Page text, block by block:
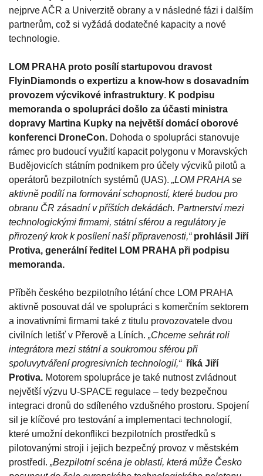
nejprve AČR a Univerzitě obrany a v následné fázi i dalším
partnerům, což si vyžádá dodatečné kapacity a nové
technologie.
LOM PRAHA proto posílí startupovou dravost
FlyinDiamonds o expertizu a know-how s dosavadním
provozem výcvikové infrastruktury. K podpisu
memoranda o spolupráci došlo za účasti ministra
dopravy Martina Kupky na největší domácí oborové
konferenci DroneCon. Dohoda o spolupráci stanovuje
rámec pro budoucí využití kapacit polygonu v Moravských
Budějovicích státním podnikem pro účely výcviků pilotů a
operátorů bezpilotních systémů (UAS). „LOM PRAHA se
aktivně podílí na formování schopností, které budou pro
obranu ČR zásadní v příštích dekádách. Partnerství mezi
technologickými firmami, státní sférou a regulátory je
přirozený krok k posílení naší připravenosti,“ prohlásil Jiří
Protiva, generální ředitel LOM PRAHA při podpisu
memoranda.
Příběh českého bezpilotního létání chce LOM PRAHA
aktivně posouvat dál ve spolupráci s komerčním sektorem
a inovativními firmami také z titulu provozovatele dvou
civilních letišť v Přerově a Líních. „Chceme sehrát roli
integrátora mezi státní a soukromou sférou při
spoluvytváření progresivních technologií,“ říká Jiří
Protiva. Motorem spolupráce je také nutnost zvládnout
největší výzvu U-SPACE regulace – tedy bezpečnou
integraci dronů do sdíleného vzdušného prostoru. Spojení
sil je klíčové pro testování a implementaci technologií,
které umožní dekonflikci bezpilotních prostředků s
pilotovanými stroji i jejich bezpečný provoz v městském
prostředí. „Bezpilotní scéna je oblastí, která může Česko